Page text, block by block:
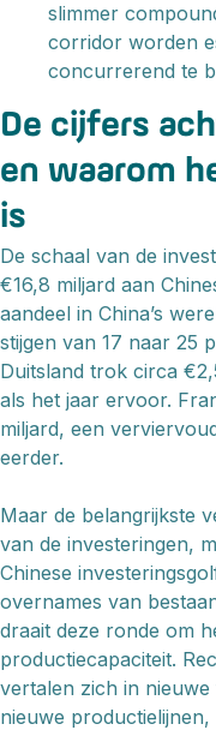
slimmer
corridor worden
concurrerend te
De cijfers
en waarom
is
De schaal van de
€16,8 miljard aan
aandeel in China’s
stijgen van 17 naar 25
Duitsland trok circa
als het jaar ervoor.
miljard, een
eerder.
Maar de belangrijkste
van de investeringen,
Chinese
overnames van
draait deze ronde om
productiecapaciteit.
vertalen zich in
nieuwe